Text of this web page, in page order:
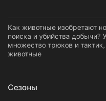
Как животные изобретают
поиска и убийства добычи?
множество трюков и
животные
Сезоны